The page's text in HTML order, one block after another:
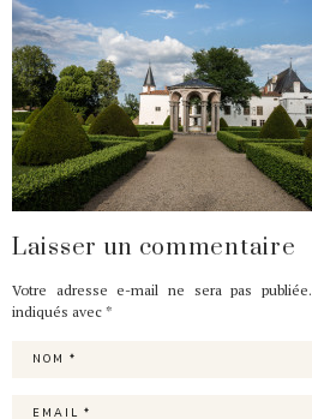
Laisser un commentaire
Votre adresse e-mail ne sera pas publiée.
indiqués avec *